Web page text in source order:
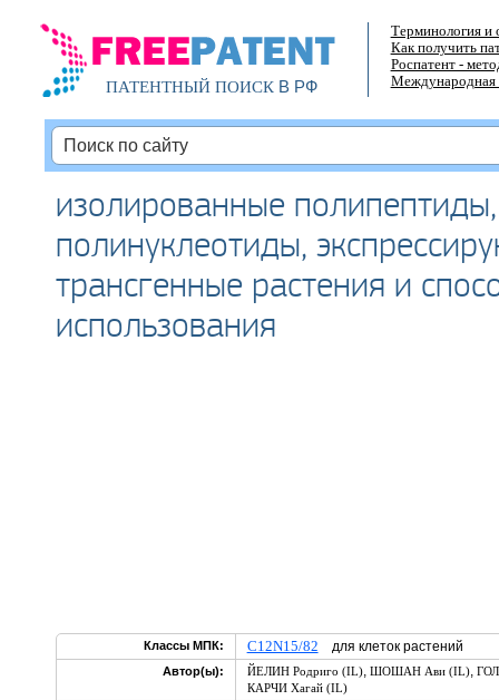
ПАТЕНТНЫЙ ПОИСКВ РФ
Терминология и
Как получить
Роспатент -
Международная
изолированные
полинуклеотиды,
трансгенные растения и
использования
Классы МПК: C12N15/82 для клеток растений
Автор(ы): ЙЕЛИН Родриго (IL), ШОШАН Ави (IL),
КАРЧИ Хагай (IL)